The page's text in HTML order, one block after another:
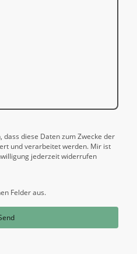
dass diese Daten zum Zwecke der
und verarbeitet werden. Mir ist
jederzeit widerrufen
Felder aus.